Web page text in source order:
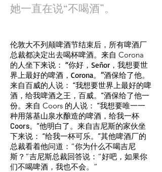
她一直在说“不喝酒”。
伦敦大不列颠啤酒节结束后，所有啤酒厂
总裁都决定出去喝杯啤酒。来自 Corona
的人坐下来说： “你好，Señor，我想要世
界上最好的啤酒，Corona。”酒保给了他。
来自百威的人说： “我想要世界上最好的啤
酒，给我啤酒之王，百威。”酒保给了他一
份。来自 Coors 的人说： “我想要唯一一
种用落基山泉水酿造的啤酒，给我一杯
Coors。”他明白了。来自吉尼斯的家伙坐
下来说： “给我一杯可乐。”其他啤酒厂的
总裁看着他问道：“你为什么不喝吉尼
斯？”吉尼斯总裁回答说：“好吧，如果你
们不喝啤酒，我也不会。”